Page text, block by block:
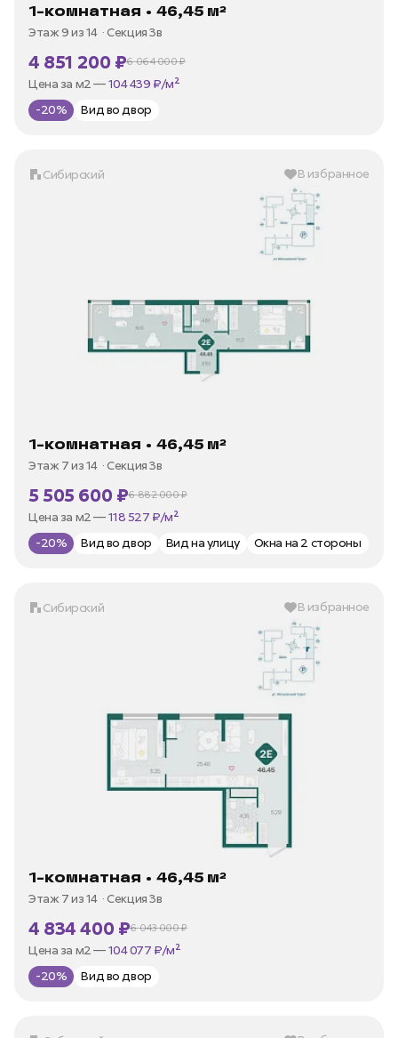
1-комнатная • 46,45 м²
Этаж 9 из 14 Секция 3в
4 851 200 ₽6 064 000 ₽
В ипотеку —от 23 268 ₽/мес
Цена за м2 —
-20% Вид во двор
Сибирский В избранное
1-комнатная • 46,45 м²
Этаж 7 из 14 Секция 3в
5 505 600 ₽6 882 000 ₽
В ипотеку —от 26 407 ₽/мес
Цена за м2 —
-20% Вид во двор Вид на улицу Окна на 2 стороны
Сибирский В избранное
1-комнатная • 46,45 м²
Этаж 7 из 14 Секция 3в
4 834 400 ₽6 043 000 ₽
В ипотеку —от 23 188 ₽/мес
Цена за м2 —
-20% Вид во двор